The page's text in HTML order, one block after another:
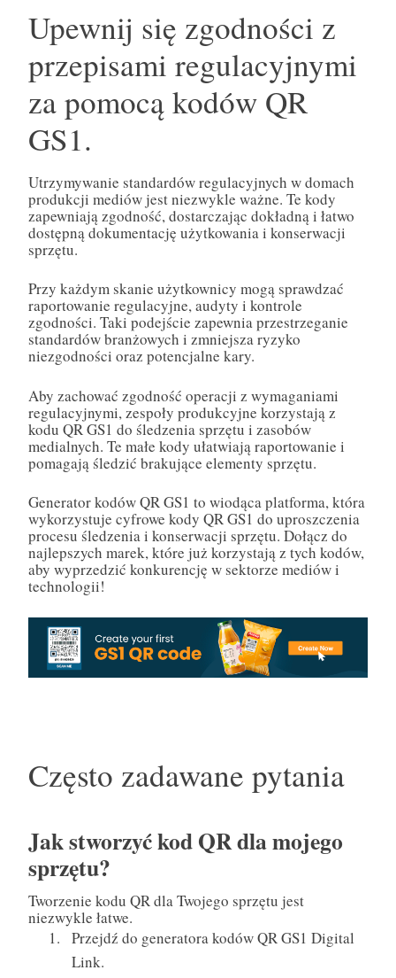
Upewnij się zgodności z
przepisami regulacyjnymi
za pomocą kodów QR
GS1.
Utrzymywanie standardów regulacyjnych w domach
produkcji mediów jest niezwykle ważne. Te kody
zapewniają zgodność, dostarczając dokładną i łatwo
dostępną dokumentację użytkowania i konserwacji
sprzętu.
Przy każdym skanie użytkownicy mogą sprawdzać
raportowanie regulacyjne, audyty i kontrole
zgodności. Taki podejście zapewnia przestrzeganie
standardów branżowych i zmniejsza ryzyko
niezgodności oraz potencjalne kary.
Aby zachować zgodność operacji z wymaganiami
regulacyjnymi, zespoły produkcyjne korzystają z
kodu QR GS1 do śledzenia sprzętu i zasobów
medialnych. Te małe kody ułatwiają raportowanie i
pomagają śledzić brakujące elementy sprzętu.
Generator kodów QR GS1 to wiodąca platforma, która
wykorzystuje cyfrowe kody QR GS1 do uproszczenia
procesu śledzenia i konserwacji sprzętu. Dołącz do
najlepszych marek, które już korzystają z tych kodów,
aby wyprzedzić konkurencję w sektorze mediów i
technologii!
Często zadawane pytania
Jak stworzyć kod QR dla mojego
sprzętu?
Tworzenie kodu QR dla Twojego sprzętu jest
niezwykle łatwe.
Przejdź do generatora kodów QR GS1 Digital
Link.